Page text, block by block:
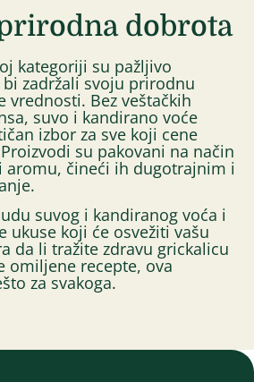
dobrota
kategoriji su pažljivo
zadržali svoju prirodnu
Bez veštačkih
suvo i kandirano voće
izbor za sve koji cene
su pakovani na način
aromu, čineći ih dugotrajnim i
suvog i kandiranog voća i
ukuse koji će osvežiti vašu
da li tražite zdravu grickalicu
omiljene recepte, ova
za svakoga.